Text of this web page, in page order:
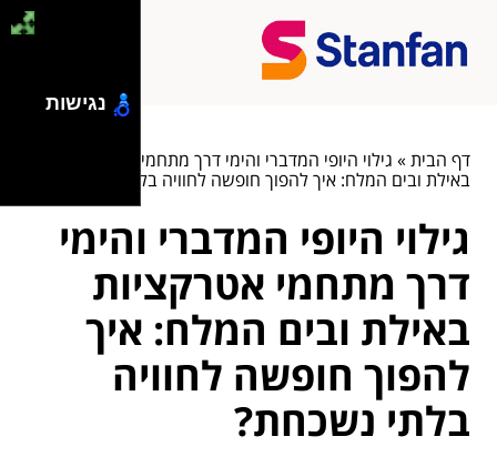
דף הבית» גילוי היופי המדברי והימי דרך מתחמי אטרקציות
באילת ובים המלח: איך להפוך חופשה לחוויה בלתי נשכחת?
גילוי היופי המדברי והימי
דרך מתחמי אטרקציות
באילת ובים המלח: איך
להפוך חופשה לחוויה
בלתי נשכחת?
נגישות